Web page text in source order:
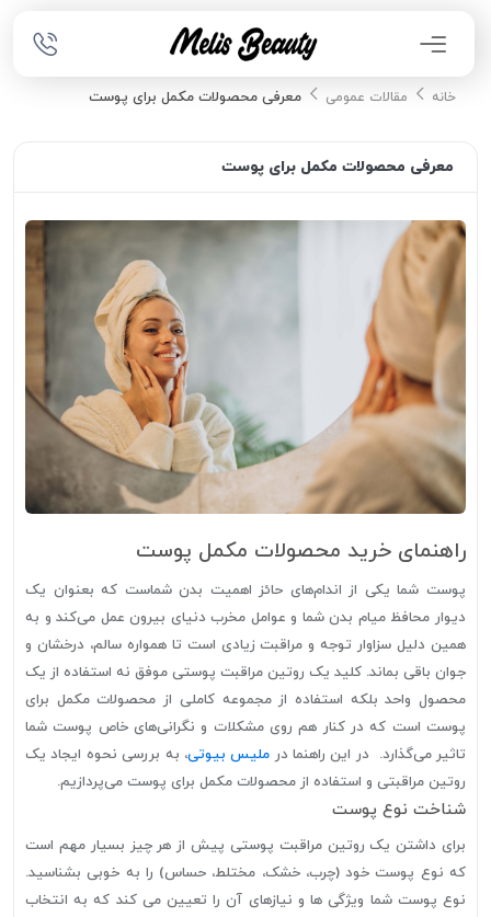
خانه مقالات عمومی معرفی محصولات مکمل برای پوست
معرفی محصولات مکمل برای پوست
راهنمای خرید محصولات مکمل پوست
پوست شما یکی از اندام‌های حائز اهمیت بدن شماست که بعنوان یک
دیوار محافظ میام بدن شما و عوامل مخرب دنیای بیرون عمل می‌کند و به
همین دلیل سزاوار توجه و مراقبت زیادی است تا همواره سالم، درخشان و
جوان باقی بماند. کلید یک روتین مراقبت پوستی موفق نه استفاده از یک
محصول واحد بلکه استفاده از مجموعه کاملی از محصولات مکمل برای
پوست است که در کنار هم روی مشکلات و نگرانی‌های خاص پوست شما
تاثیر می‌گذارد. در این راهنما در ملیس بیوتی، به بررسی نحوه ایجاد یک
روتین مراقبتی و استفاده از محصولات مکمل برای پوست می‌پردازیم.
شناخت نوع پوست
برای داشتن یک روتین مراقبت پوستی پیش از هر چیز بسیار مهم است
که نوع پوست خود (چرب، خشک، مختلط، حساس) را به خوبی بشناسید.
نوع پوست شما ویژگی ها و نیازهای آن را تعیین می کند که به انتخاب